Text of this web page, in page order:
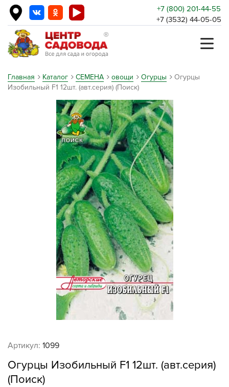
+7 (800) 201-44-55
+7 (3532) 44-05-05
Главная Каталог СЕМЕНА овощи Огурцы
Огурцы
Изобильный F1 12шт. (авт.серия) (Поиск)
Артикул: 1099
Огурцы Изобильный F1 12шт. (авт.серия)
(Поиск)